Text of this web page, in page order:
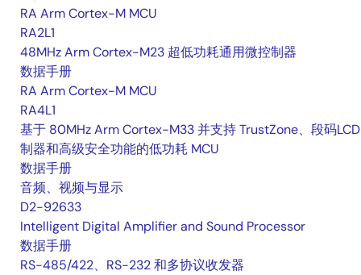
RA Arm Cortex-M MCU
RA2L1
48MHz Arm Cortex-M23 超低功耗通用微控制器
数据手册
RA Arm Cortex-M MCU
RA4L1
基于 80MHz Arm Cortex-M33 并支持 TrustZone、段码
制器和高级安全功能的低功耗 MCU
数据手册
音频、视频与显示
D2-92633
Intelligent Digital Amplifier and Sound Processor
数据手册
RS-485/422、RS-232 和多协议收发器